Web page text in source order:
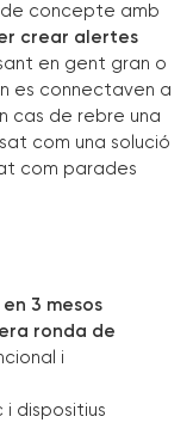
de concepte amb
crear alertes
en gent gran o
es connectaven a
cas de rebre una
com una solució
com parades
3 mesos
ronda de
i
i dispositius